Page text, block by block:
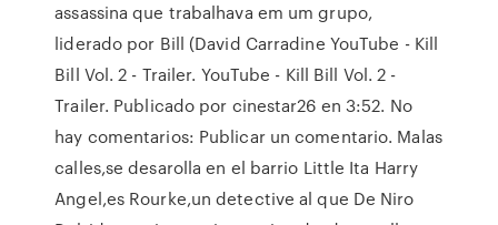
assassina que trabalhava em um grupo,
liderado por Bill (David Carradine YouTube - Kill
Bill Vol. 2 - Trailer. YouTube - Kill Bill Vol. 2 -
Trailer. Publicado por cinestar26 en 3:52. No
hay comentarios: Publicar un comentario. Malas
calles,se desarolla en el barrio Little Ita Harry
Angel,es Rourke,un detective al que De Niro